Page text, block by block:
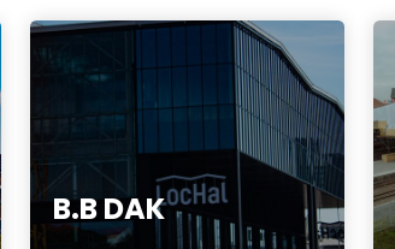
B.B DAK